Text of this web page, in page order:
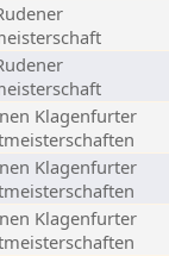
Klagenfurter
Klagenfurter
Klagenfurter